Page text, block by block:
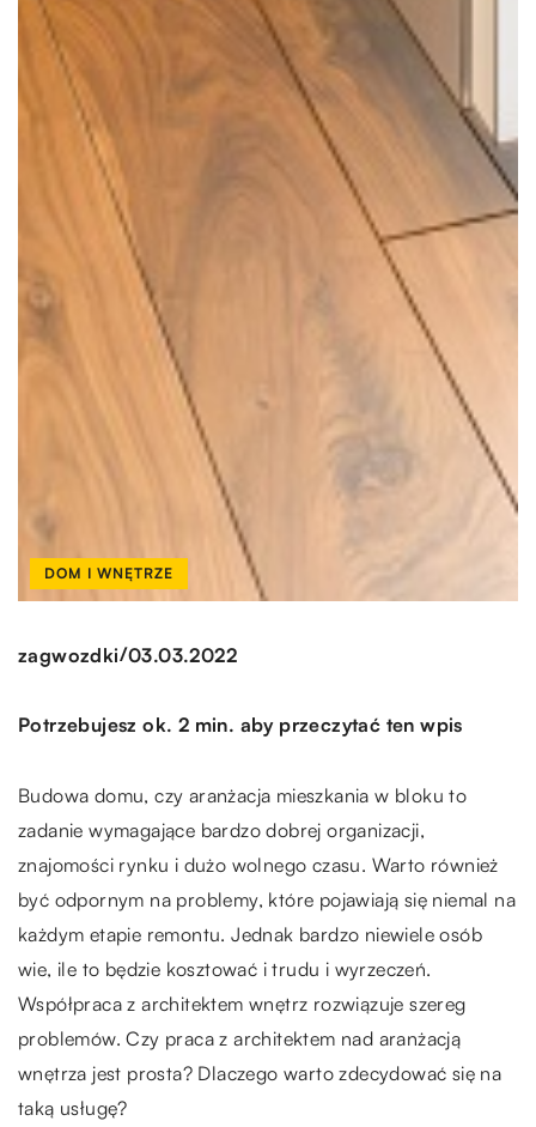
DOM I WNĘTRZE
zagwozdki/03.03.2022
Potrzebujesz ok. 2 min. aby przeczytać ten wpis
Budowa domu, czy aranżacja mieszkania w bloku to
zadanie wymagające bardzo dobrej organizacji,
znajomości rynku i dużo wolnego czasu. Warto również
być odpornym na problemy, które pojawiają się niemal na
każdym etapie remontu. Jednak bardzo niewiele osób
wie, ile to będzie kosztować i trudu i wyrzeczeń.
Współpraca z architektem wnętrz rozwiązuje szereg
problemów. Czy praca z architektem nad aranżacją
wnętrza jest prosta? Dlaczego warto zdecydować się na
taką usługę?